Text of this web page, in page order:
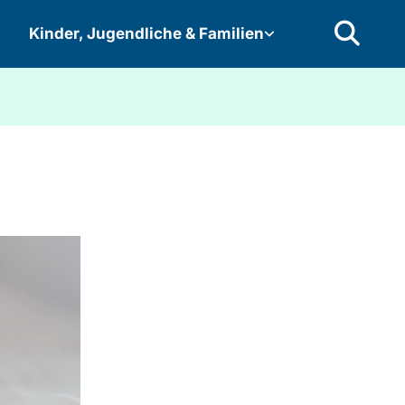
Kinder, Jugendliche & Familien